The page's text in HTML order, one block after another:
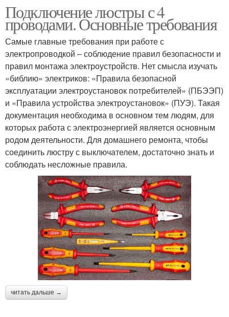
Подключение люстры с 4
проводами. Основные требования
Самые главные требования при работе с
электропроводкой – соблюдение правил безопасности и
правил монтажа электроустройств. Нет смысла изучать
«библию» электриков: «Правила безопасной
эксплуатации электроустановок потребителей» (ПБЭЭП)
и «Правила устройства электроустановок» (ПУЭ). Такая
документация необходима в основном тем людям, для
которых работа с электроэнергией является основным
родом деятельности. Для домашнего ремонта, чтобы
соединить люстру с выключателем, достаточно знать и
соблюдать несложные правила.
читать дальше →